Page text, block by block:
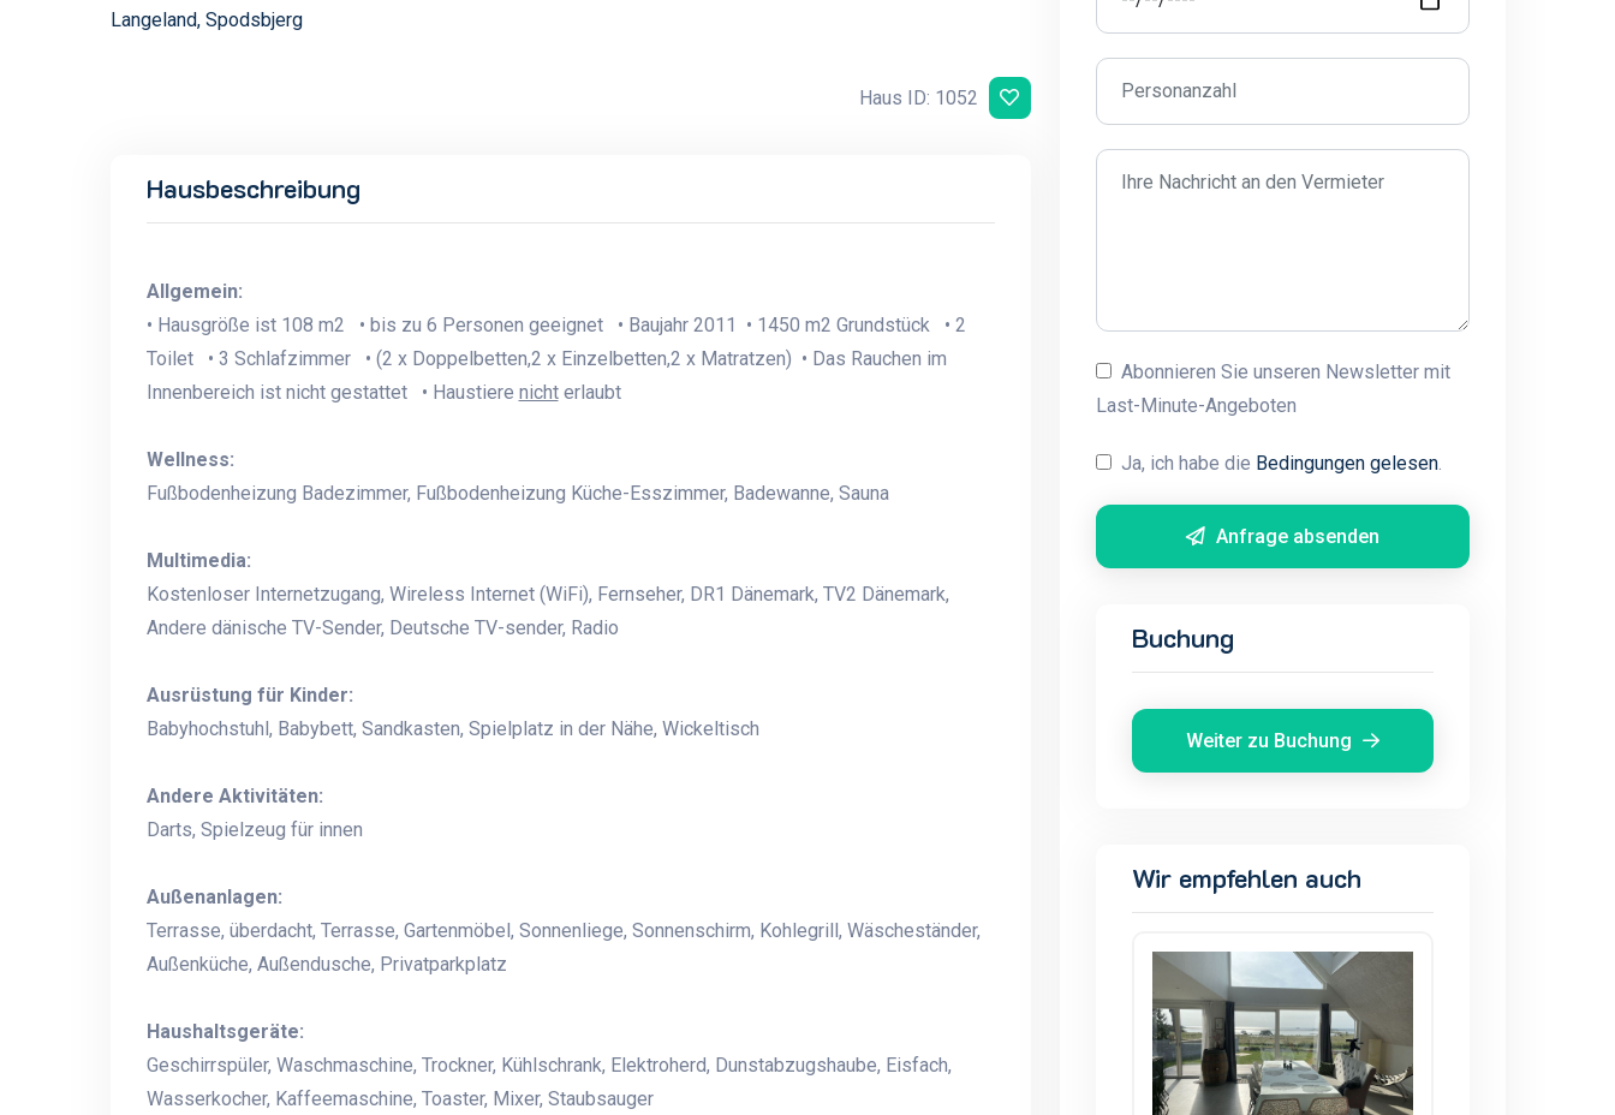
Langeland, Spodsbjerg
Haus ID: 1052
Hausbeschreibung
Allgemein:
• Hausgröße ist 108 m2 • bis zu 6 Personen geeignet • Baujahr 2011 • 1450 m2 Grundstück • 2
Toilet • 3 Schlafzimmer • (2 x Doppelbetten,2 x Einzelbetten,2 x Matratzen) • Das Rauchen im
Innenbereich ist nicht gestattet • Haustiere nichterlaubt
Wellness:
Fußbodenheizung Badezimmer, Fußbodenheizung Küche-Esszimmer, Badewanne, Sauna
Multimedia:
Kostenloser Internetzugang, Wireless Internet (WiFi), Fernseher, DR1 Dänemark, TV2 Dänemark,
Andere dänische TV-Sender, Deutsche TV-sender, Radio
Ausrüstung für Kinder:
Babyhochstuhl, Babybett, Sandkasten, Spielplatz in der Nähe, Wickeltisch
Andere Aktivitäten:
Darts, Spielzeug für innen
Außenanlagen:
Terrasse, überdacht, Terrasse, Gartenmöbel, Sonnenliege, Sonnenschirm, Kohlegrill, Wäscheständer,
Außenküche, Außendusche, Privatparkplatz
Haushaltsgeräte:
Geschirrspüler, Waschmaschine, Trockner, Kühlschrank, Elektroherd, Dunstabzugshaube, Eisfach,
Wasserkocher, Kaffeemaschine, Toaster, Mixer, Staubsauger
Abonnieren Sie unseren Newsletter mit
Last-Minute-Angeboten
Ja, ich habe die Bedingungen gelesen.
Anfrage absenden
Buchung
Weiter zu Buchung
Wir empfehlen auch